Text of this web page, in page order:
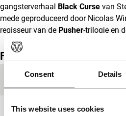
Consent Details
This website uses cookies
gangsterverhaal Black Curse van
mede geproduceerd door Nicolas
regisseur van de Pusher-trilogie en
Film details
Productieland
Jaar 2012